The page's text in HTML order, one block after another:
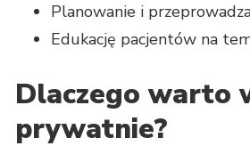
Planowanie i
Edukację pacjentów na
Dlaczego warto
prywatnie?